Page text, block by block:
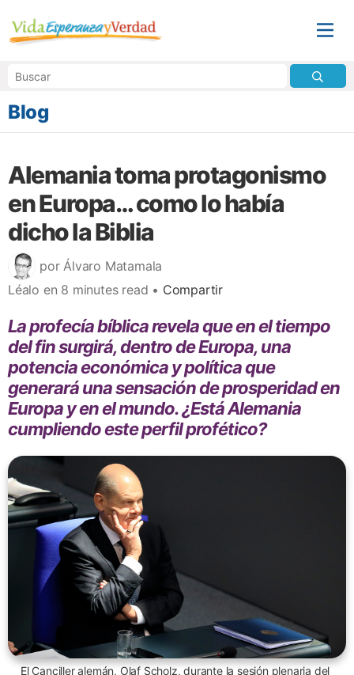
Blog
Alemania toma protagonismo
en Europa… como lo había
dicho la Biblia
por Álvaro Matamala
Léalo en 8 minutes read • Compartir
La profecía bíblica revela que en el tiempo
del fin surgirá, dentro de Europa, una
potencia económica y política que
generará una sensación de prosperidad en
Europa y en el mundo. ¿Está Alemania
cumpliendo este perfil profético?
El Canciller alemán, Olaf Scholz, durante la sesión plenaria del